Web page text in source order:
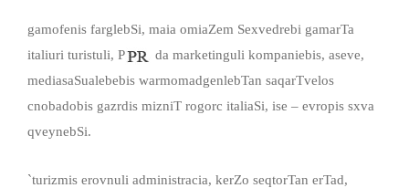
gamofenis farglebSi, maia omiaZem Sexvedrebi gamarTa
italiuri turistuli, P
da marketinguli kompaniebis, aseve,
mediasaSualebebis warmomadgenlebTan saqarTvelos
cnobadobis gazrdis mizniT rogorc italiaSi, ise – evropis sxva
qveynebSi.
`turizmis erovnuli administracia, kerZo seqtorTan erTad,